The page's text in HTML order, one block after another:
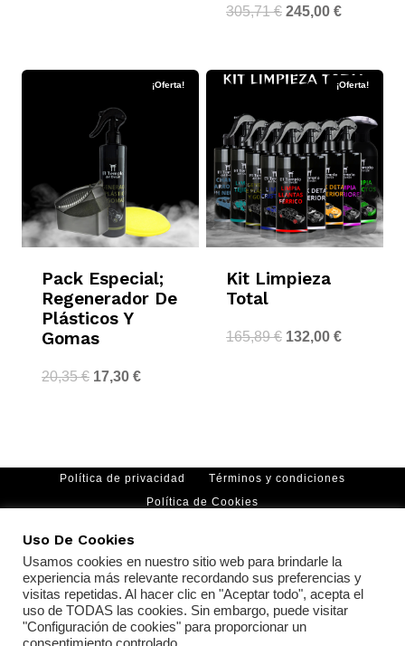
305,71€ 245,00 €
¡Oferta!
Pack Especial;
Regenerador De
Plásticos Y
Gomas
20,35€ 17,30 €
¡Oferta!
Kit Limpieza
Total
165,89€ 132,00 €
Política de privacidad
Términos y condiciones
Política de Cookies
Uso De Cookies
Usamos cookies en nuestro sitio web para brindarle la
experiencia más relevante recordando sus preferencias y
visitas repetidas. Al hacer clic en "Aceptar todo", acepta el
uso de TODAS las cookies. Sin embargo, puede visitar
"Configuración de cookies" para proporcionar un